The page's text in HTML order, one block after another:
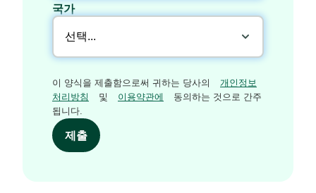
국가
이 양식을 제출함으로써 귀하는 당사의
개인정보
처리방침
및 이용약관에
동의하는 것으로 간주
됩니다.
제출